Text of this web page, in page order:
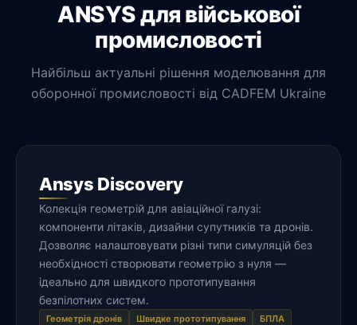
ANSYS для військової
промисловості
Найбільш актуальні рішення моделювання для
оборонної промисловості від CADFEM Ukraine
Ansys Discovery
Колекція геометрій для авіаційної галузі:
компоненти літаків, дизайни супутників та дронів.
Дозволяє налаштовувати різні типи симуляцій без
необхідності створювати геометрію з нуля —
ідеально для швидкого прототипування
безпілотних систем.
Геометрія дронів Швидке прототипування БПЛА